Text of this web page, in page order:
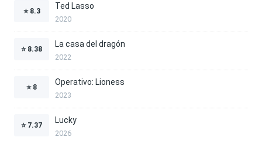
⭐ 8.3
Ted Lasso
2020
⭐ 8.38
La casa del dragón
2022
⭐ 8
Operativo: Lioness
2023
⭐ 7.37
Lucky
2026